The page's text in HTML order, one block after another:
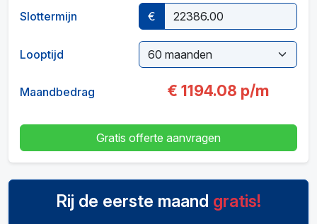
Slottermijn €
Looptijd
Maandbedrag € 1194.08 p/m
Gratis offerte aanvragen
Rij de eerste maand gratis!